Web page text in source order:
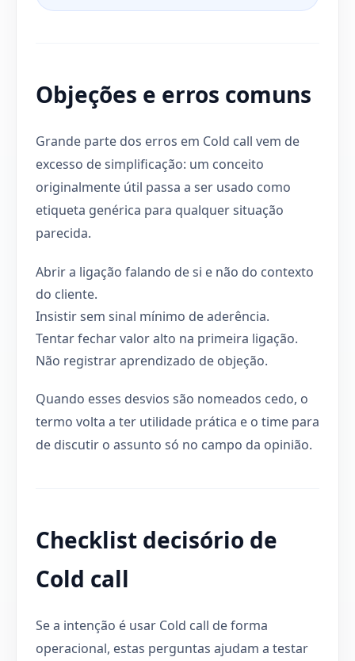
Objeções e erros comuns
Grande parte dos erros em Cold call vem de
excesso de simplificação: um conceito
originalmente útil passa a ser usado como
etiqueta genérica para qualquer situação
parecida.
Abrir a ligação falando de si e não do contexto
do cliente.
Insistir sem sinal mínimo de aderência.
Tentar fechar valor alto na primeira ligação.
Não registrar aprendizado de objeção.
Quando esses desvios são nomeados cedo, o
termo volta a ter utilidade prática e o time para
de discutir o assunto só no campo da opinião.
Checklist decisório de
Cold call
Se a intenção é usar Cold call de forma
operacional, estas perguntas ajudam a testar